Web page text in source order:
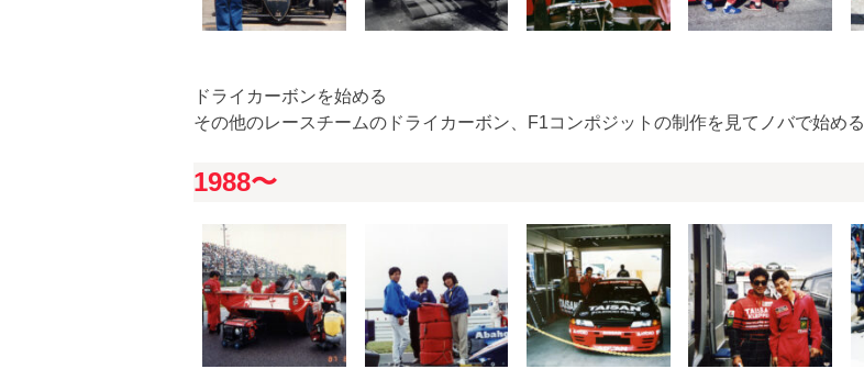
ドライカーボンを始める
その他のレースチームのドライカーボン、F1コンポジットの制作を見てノバで始める
1988〜